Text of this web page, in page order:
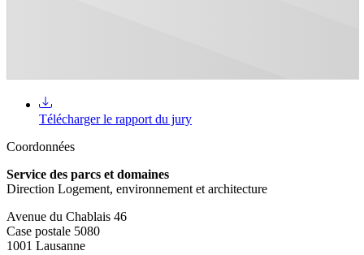
Télécharger le rapport du jury
Coordonnées
Service des parcs et domaines
Direction Logement, environnement et architecture
Avenue du Chablais 46
Case postale 5080
1001 Lausanne